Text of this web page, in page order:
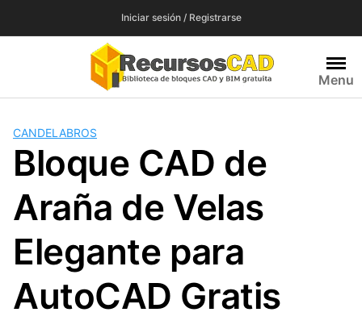
Iniciar sesión / Registrarse
Menu
CANDELABROS
Bloque CAD de
Araña de Velas
Elegante para
AutoCAD Gratis